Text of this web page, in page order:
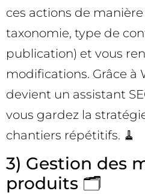
ces actions de
taxonomie, type de
publication) et vous
modifications. Grâce à
devient un assistant
vous gardez la
chantiers répétitifs. 🧹
3) Gestion des
produits 🗂️